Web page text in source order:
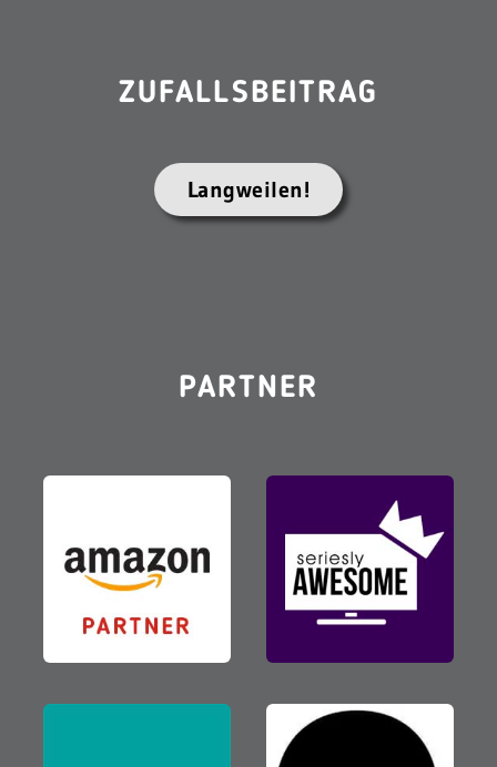
ZUFALLSBEITRAG
Langweilen!
PARTNER